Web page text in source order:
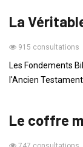
La
915 consultations
Les Fondements
l'Ancien
Le coffre